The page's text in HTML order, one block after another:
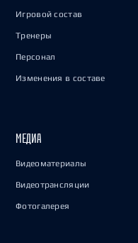
Игровой состав
Тренеры
Персонал
Изменения в составе
МЕДИА
Видеоматериалы
Видеотрансляции
Фотогалерея